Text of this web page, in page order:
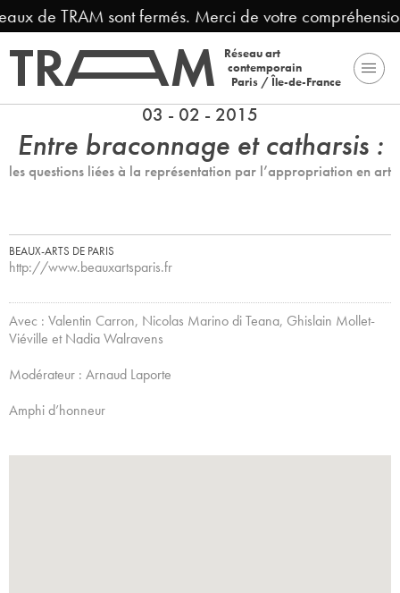
fermés. Merci de votre compréhension.
Réseau art
contemporain
Paris / Île-de-France
03 - 02 - 2015
Entre braconnage et catharsis :
les questions liées à la représentation par l’appropriation en art
BEAUX-ARTS DE PARIS
http://www.beauxartsparis.fr
Avec : Valentin Carron, Nicolas Marino di Teana, Ghislain Mollet-
Viéville et Nadia Walravens
Modérateur : Arnaud Laporte
Amphi d’honneur